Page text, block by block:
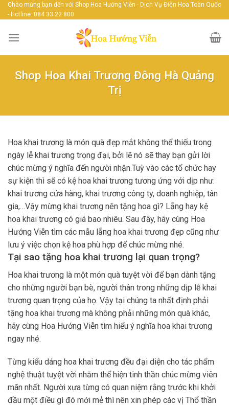
Skip
to
Chào mừng bạn đến với Shop Hoa Hướng Viễn - Dịch Vụ Điện Hoa Toàn Quốc
- Hotline: 084 33 22 800
Shop Hoa Khai Trương Đông Hà Quảng
Trị
Hoa khai trương là món quà đẹp mắt không thể thiếu trong
ngày lễ khai trương trọng đại, bởi lẽ nó sẽ thay bạn gửi lời
chúc mừng ý nghĩa đến người nhận.Tuỳ vào các tổ chức hay
sự kiện thì sẽ có kệ hoa khai trương tương ứng với dịp như:
khai trương cửa hàng, khai trương công ty, doanh nghiệp, tân
gia,…Vậy mừng khai trương nên tặng hoa gì? Lẵng hay kệ
hoa khai trương có giá bao nhiêu. Sau đây, hãy cùng Hoa
Hướng Viễn tìm các mẫu lẵng hoa khai trương đẹp cũng như
lưu ý việc chọn kệ hoa phù hợp để chúc mừng nhé.
Tại sao tặng hoa khai trương lại quan trọng?
Hoa khai trương là một món quà tuyệt vời để bạn dành tặng
cho những người bạn bè, người thân trong những dịp lễ khai
trương quan trọng của họ. Vậy tại chúng ta nhất định phải
tặng hoa khai trương mà không phải những món quà khác,
hãy cùng Hoa Hướng Viễn tìm hiểu ý nghĩa hoa khai trương
ngay nhé.
Từng kiểu dáng hoa khai trương đều đại diện cho tác phẩm
nghệ thuật tuyệt vời nhằm thể hiện tinh thần chúc mừng viên
mãn nhất. Người xưa từng có quan niệm rằng trước khi khởi
đầu một điều gì đó mới mẻ thì nên xin phép các vị Thổ thần